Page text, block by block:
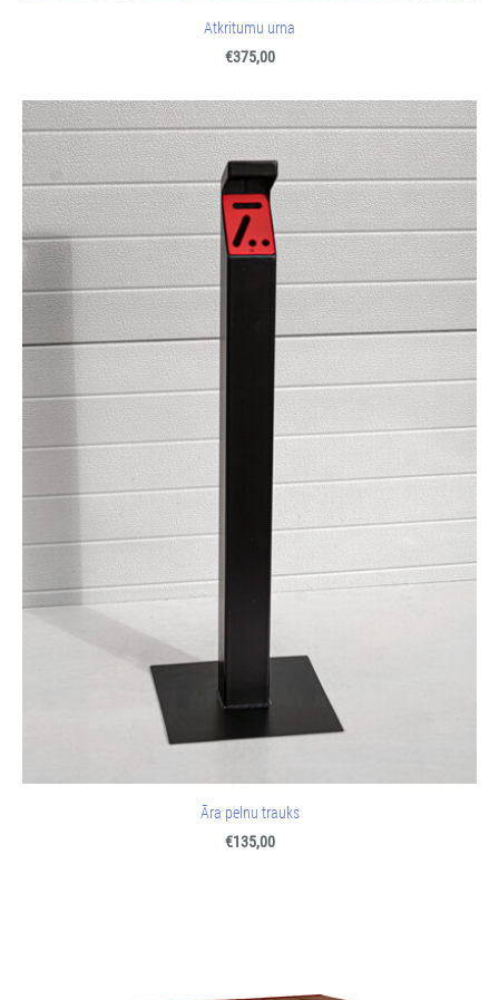
Atkritumu urna
€375,00
Āra pelnu trauks
€135,00